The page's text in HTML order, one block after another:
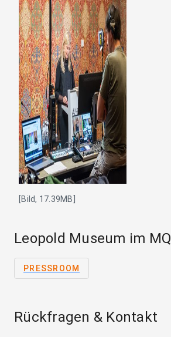
[Bild, 17.39MB]
Leopold Museum im MQ
PRESSROOM
Rückfragen & Kontakt